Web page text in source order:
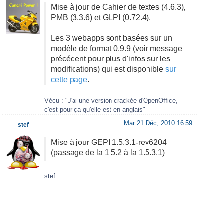
Mise à jour de Cahier de textes (4.6.3),
PMB (3.3.6) et GLPI (0.72.4).
Les 3 webapps sont basées sur un
modèle de format 0.9.9 (voir message
précédent pour plus d'infos sur les
modifications) qui est disponible sur
cette page.
Vécu : "J'ai une version crackée d'OpenOffice,
c'est pour ça qu'elle est en anglais"
Mar 21 Déc, 2010 16:59
Mise à jour GEPI 1.5.3.1-rev6204
(passage de la 1.5.2 à la 1.5.3.1)
stef
stef